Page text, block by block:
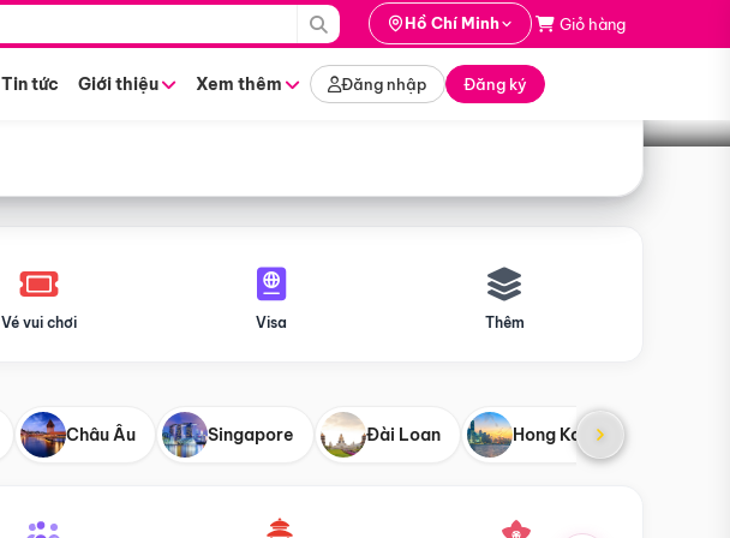
Hồ Chí Minh Giỏ hàng
Tin tức Giới thiệu Xem thêm Đăng nhập Đăng ký
Tìm tour
Vé vui chơi Visa Thêm
Châu Âu Singapore Đài Loan Hong Kong